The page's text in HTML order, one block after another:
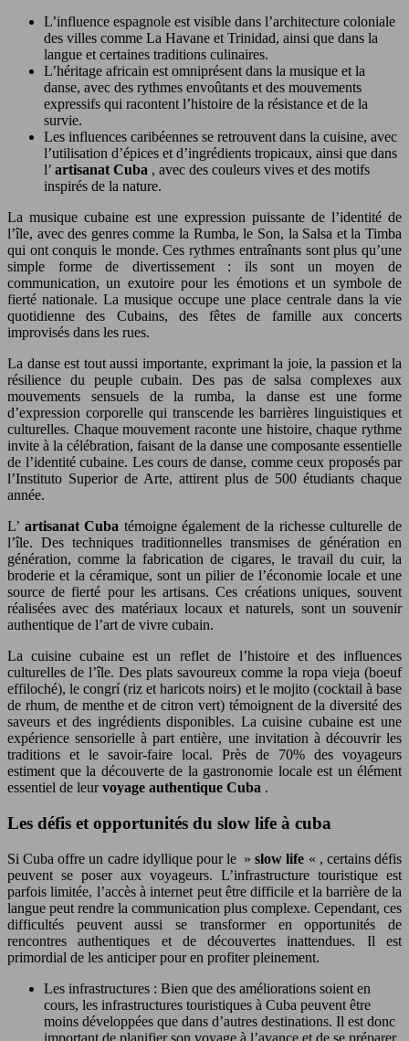
L’influence espagnole est visible dans l’architecture coloniale
des villes comme La Havane et Trinidad, ainsi que dans la
langue et certaines traditions culinaires.
L’héritage africain est omniprésent dans la musique et la
danse, avec des rythmes envoûtants et des mouvements
expressifs qui racontent l’histoire de la résistance et de la
survie.
Les influences caribéennes se retrouvent dans la cuisine, avec
l’utilisation d’épices et d’ingrédients tropicaux, ainsi que dans
l’ artisanat Cuba , avec des couleurs vives et des motifs
inspirés de la nature.
La musique cubaine est une expression puissante de l’identité de
l’île, avec des genres comme la Rumba, le Son, la Salsa et la Timba
qui ont conquis le monde. Ces rythmes entraînants sont plus qu’une
simple forme de divertissement : ils sont un moyen de
communication, un exutoire pour les émotions et un symbole de
fierté nationale. La musique occupe une place centrale dans la vie
quotidienne des Cubains, des fêtes de famille aux concerts
improvisés dans les rues.
La danse est tout aussi importante, exprimant la joie, la passion et la
résilience du peuple cubain. Des pas de salsa complexes aux
mouvements sensuels de la rumba, la danse est une forme
d’expression corporelle qui transcende les barrières linguistiques et
culturelles. Chaque mouvement raconte une histoire, chaque rythme
invite à la célébration, faisant de la danse une composante essentielle
de l’identité cubaine. Les cours de danse, comme ceux proposés par
l’Instituto Superior de Arte, attirent plus de 500 étudiants chaque
année.
L’ artisanat Cuba témoigne également de la richesse culturelle de
l’île. Des techniques traditionnelles transmises de génération en
génération, comme la fabrication de cigares, le travail du cuir, la
broderie et la céramique, sont un pilier de l’économie locale et une
source de fierté pour les artisans. Ces créations uniques, souvent
réalisées avec des matériaux locaux et naturels, sont un souvenir
authentique de l’art de vivre cubain.
La cuisine cubaine est un reflet de l’histoire et des influences
culturelles de l’île. Des plats savoureux comme la ropa vieja (boeuf
effiloché), le congrí (riz et haricots noirs) et le mojito (cocktail à base
de rhum, de menthe et de citron vert) témoignent de la diversité des
saveurs et des ingrédients disponibles. La cuisine cubaine est une
expérience sensorielle à part entière, une invitation à découvrir les
traditions et le savoir-faire local. Près de 70% des voyageurs
estiment que la découverte de la gastronomie locale est un élément
essentiel de leurvoyage authentique Cuba .
Les défis et opportunités du slow life à cuba
Si Cuba offre un cadre idyllique pour le »slow life « , certains défis
peuvent se poser aux voyageurs. L’infrastructure touristique est
parfois limitée, l’accès à internet peut être difficile et la barrière de la
langue peut rendre la communication plus complexe. Cependant, ces
difficultés peuvent aussi se transformer en opportunités de
rencontres authentiques et de découvertes inattendues. Il est
primordial de les anticiper pour en profiter pleinement.
Les infrastructures : Bien que des améliorations soient en
cours, les infrastructures touristiques à Cuba peuvent être
moins développées que dans d’autres destinations. Il est donc
important de planifier son voyage à l’avance et de se préparer